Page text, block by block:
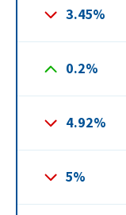
3.45%
0.2%
4.92%
5%